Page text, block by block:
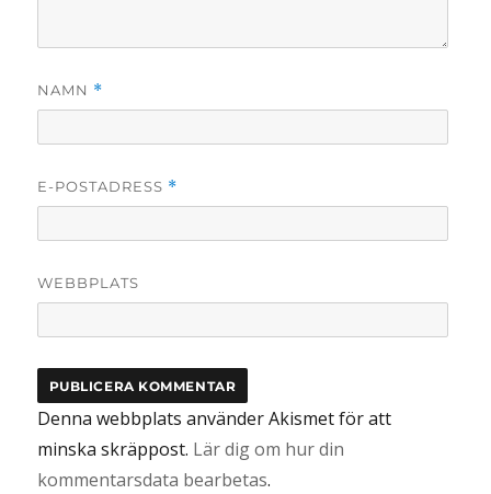
NAMN *
E-POSTADRESS *
WEBBPLATS
Denna webbplats använder Akismet för att
minska skräppost. Lär dig om hur din
kommentarsdata bearbetas.